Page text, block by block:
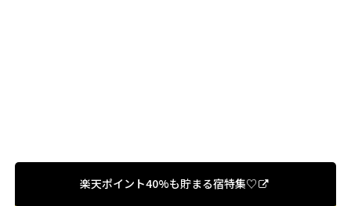
楽天ポイント40%も貯まる宿特集♡